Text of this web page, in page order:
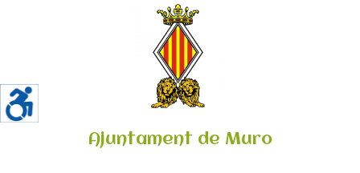
Ajuntament de Muro